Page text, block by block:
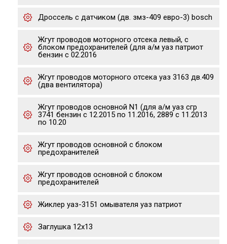
Дроссель с датчиком (дв. змз-409 евро-3) bosch
Жгут проводов моторного отсека левый, с
блоком предохранителей (для а/м уаз патриот
бензин с 02.2016
Жгут проводов моторного отсека уаз 3163 дв.409
(два вентилятора)
Жгут проводов основной N1 (для а/м уаз сгр
3741 бензин с 12.2015 по 11.2016, 2889 с 11.2013
по 10.20
Жгут проводов основной с блоком
предохранителей
Жгут проводов основной с блоком
предохранителей
Жиклер уаз-3151 омывателя уаз патриот
Заглушка 12х13